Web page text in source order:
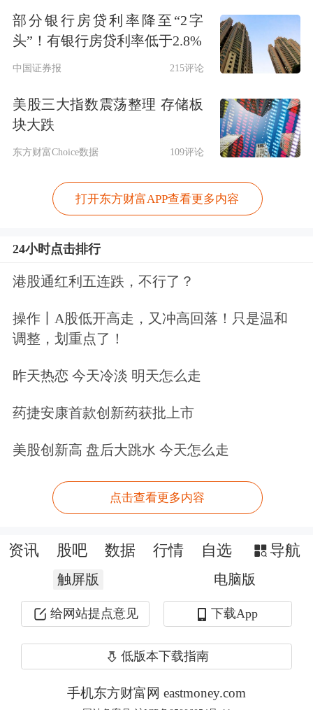
幅为0.62%；纳斯达克综合指数上涨
151.35点，收于23547.17点，涨幅为
0.65%。
大型科技股涨跌不一，
上涨；特斯拉跌超4%，苹果跌超1%，
英伟达、谷歌、奈飞小幅下跌。
部分银行房贷利率降至“2字
头”！有银行房贷利率低于2.8%
中国证券报 215评论
美股三大指数震荡整理 存储板
块大跌
东方财富Choice数据 109评论
打开东方财富APP查看更多内容
24小时点击排行
港股通红利五连跌，不行了？
操作丨A股低开高走，又冲高回落！只是温和
调整，划重点了！
昨天热恋 今天冷淡 明天怎么走
药捷安康首款创新药获批上市
美股创新高 盘后大跳水 今天怎么走
点击查看更多内容
资讯 股吧 数据 行情 自选 导航
触屏版 电脑版
给网站提点意见 下载App
低版本下载指南
手机东方财富网 eastmoney.com